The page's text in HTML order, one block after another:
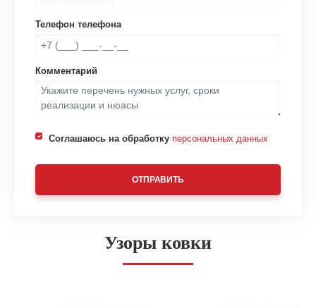
Телефон телефона
Комментарий
Соглашаюсь на обработку персональных данных
ОТПРАВИТЬ
Узоры ковки